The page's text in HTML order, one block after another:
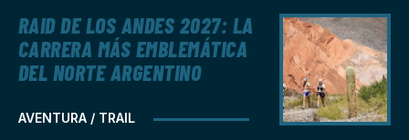
AVENTURA / TRAIL
RAID DE LOS ANDES 2027: LA
CARRERA MÁS EMBLEMÁTICA
DEL NORTE ARGENTINO